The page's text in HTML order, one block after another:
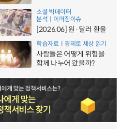
소셜 빅데이터
분석ㅣ이머징이슈
[2026.06] 원·달러 환율
학습자료ㅣ경제로 세상 읽기
사람들은 어떻게 위험을
함께 나누어 왔을까?